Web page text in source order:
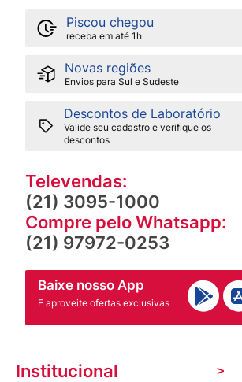
Piscou chegou
receba em até 1h
Novas regiões
Envios para Sul e Sudeste
Descontos de Laboratório
Valide seu cadastro e verifique os
descontos
Televendas:
(21) 3095-1000
Compre pelo Whatsapp:
(21) 97972-0253
Baixe nosso App
E aproveite ofertas exclusivas
Institucional